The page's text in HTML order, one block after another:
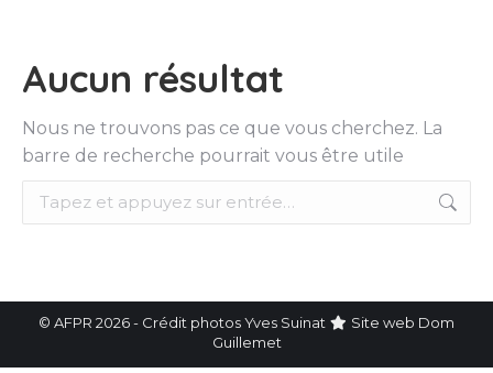
Aucun résultat
Nous ne trouvons pas ce que vous cherchez. La
barre de recherche pourrait vous être utile
Recherche
:
© AFPR 2026 - Crédit photos Yves Suinat Site web Dom
Guillemet